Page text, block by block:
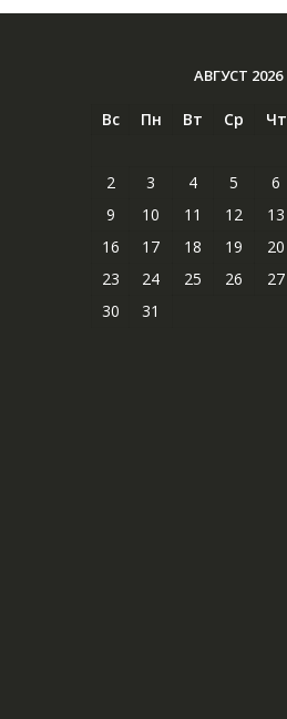
АВГУСТ 2026
Вс Пн Вт Ср Чт
2
3 4 5 6
9
10 11 12 13
16
17 18 19 20
23
24 25 26 27
30
31